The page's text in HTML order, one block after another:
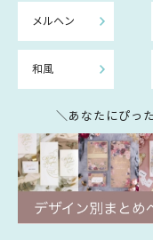
メルヘン
和風
＼あなたにぴっ